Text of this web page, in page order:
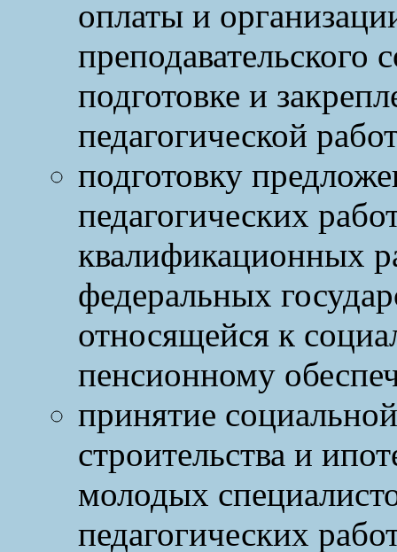
оплаты и
преподавательского
подготовке и
педагогической
подготовку
педагогических
квалификационных
федеральных
относящейся к
пенсионному
принятие
строительства и
молодых
педагогических